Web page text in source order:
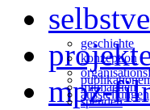
geschichte
konzeption
mitmachen
spenden
publikationen
ausstellungen
mpz-